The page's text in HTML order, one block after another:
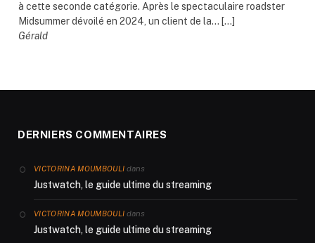
à cette seconde catégorie. Après le spectaculaire roadster
Midsummer dévoilé en 2024, un client de la... […]
Gérald
DERNIERS COMMENTAIRES
VICTORINA MOUMBOULI dans
Justwatch, le guide ultime du streaming
VICTORINA MOUMBOULI dans
Justwatch, le guide ultime du streaming